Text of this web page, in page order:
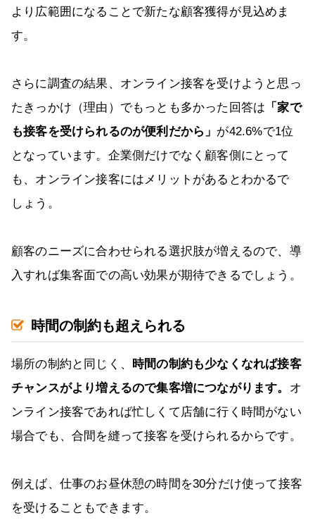
より広範囲になることで新たな顧客獲得が見込めま
す。
さらに調査の結果、オンライン接客を受けようと思っ
たきっかけ（理由）でもっとも多かった回答は 「家で
も接客を受けられるのが便利だから」 が42.6%で1位
となっています。企業側だけでなく顧客側にとって
も、オンライン接客にはメリットがあるとわかるで
しょう。
顧客のニーズに合わせられる選択肢が増えるので、導
入すれば集客面での高い効果が期待できるでしょう。
時間の制約も超えられる
場所の制約と同じく、 時間の制約も少なくなれば接客
チャンスがより増えるので集客増につながります。 オ
ンライン接客であれば忙しくて店舗に行く時間がない
場合でも、合間を縫って接客を受けられるからです。
例えば、仕事のお昼休憩の時間を30分だけ使って接客
を受けることもできます。